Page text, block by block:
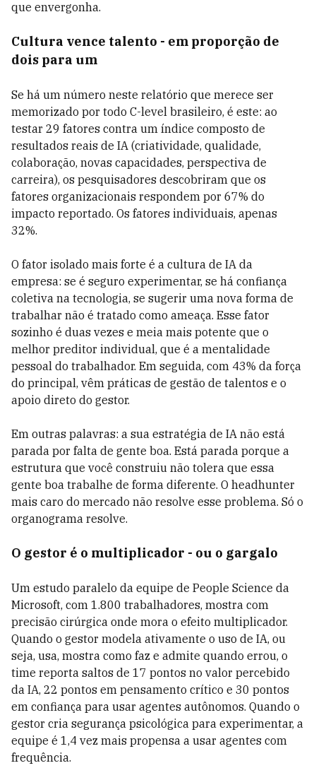
que envergonha.
Cultura vence talento - em proporção de
dois para um
Se há um número neste relatório que merece ser
memorizado por todo C-level brasileiro, é este: ao
testar 29 fatores contra um índice composto de
resultados reais de IA (criatividade, qualidade,
colaboração, novas capacidades, perspectiva de
carreira), os pesquisadores descobriram que os
fatores organizacionais respondem por 67% do
impacto reportado. Os fatores individuais, apenas
32%.
O fator isolado mais forte é a cultura de IA da
empresa: se é seguro experimentar, se há confiança
coletiva na tecnologia, se sugerir uma nova forma de
trabalhar não é tratado como ameaça. Esse fator
sozinho é duas vezes e meia mais potente que o
melhor preditor individual, que é a mentalidade
pessoal do trabalhador. Em seguida, com 43% da força
do principal, vêm práticas de gestão de talentos e o
apoio direto do gestor.
Em outras palavras: a sua estratégia de IA não está
parada por falta de gente boa. Está parada porque a
estrutura que você construiu não tolera que essa
gente boa trabalhe de forma diferente. O headhunter
mais caro do mercado não resolve esse problema. Só o
organograma resolve.
O gestor é o multiplicador - ou o gargalo
Um estudo paralelo da equipe de People Science da
Microsoft, com 1.800 trabalhadores, mostra com
precisão cirúrgica onde mora o efeito multiplicador.
Quando o gestor modela ativamente o uso de IA, ou
seja, usa, mostra como faz e admite quando errou, o
time reporta saltos de 17 pontos no valor percebido
da IA, 22 pontos em pensamento crítico e 30 pontos
em confiança para usar agentes autônomos. Quando o
gestor cria segurança psicológica para experimentar, a
equipe é 1,4 vez mais propensa a usar agentes com
frequência.